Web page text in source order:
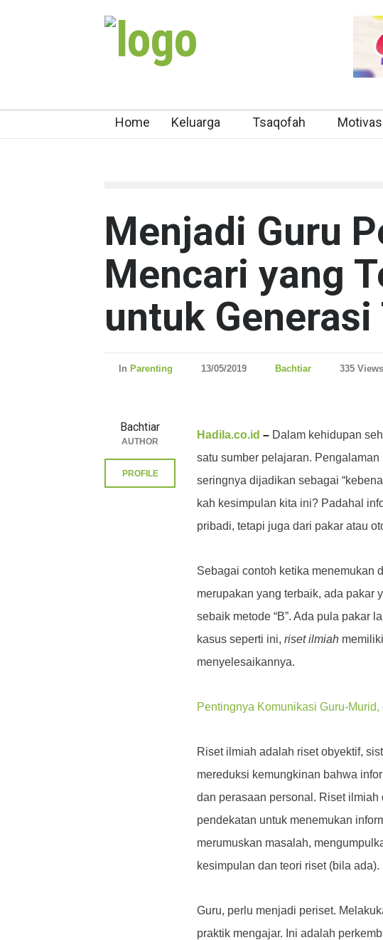
Home Keluarga Tsaqofah
Menjadi Guru
Mencari yang
untuk
In Parenting 13/05/2019 Bachtiar 335 Views
Hadila.co.id – Dalam kehidupan
satu sumber pelajaran.
seringnya dijadikan sebagai
kah kesimpulan kita ini? Padahal
pribadi, tetapi juga dari pakar atau
Sebagai contoh ketika menemukan
merupakan yang terbaik, ada pakar
sebaik metode “B”. Ada pula pakar
kasus seperti ini, riset ilmiah
menyelesaikannya.
Pentingnya Komunikasi Guru-
Riset ilmiah adalah riset obyektif,
mereduksi kemungkinan bahwa
dan perasaan personal. Riset
pendekatan untuk menemukan
merumuskan masalah,
kesimpulan dan teori riset (bila ada).
Guru, perlu menjadi periset.
praktik mengajar. Ini adalah
Bachtiar
AUTHOR
PROFILE